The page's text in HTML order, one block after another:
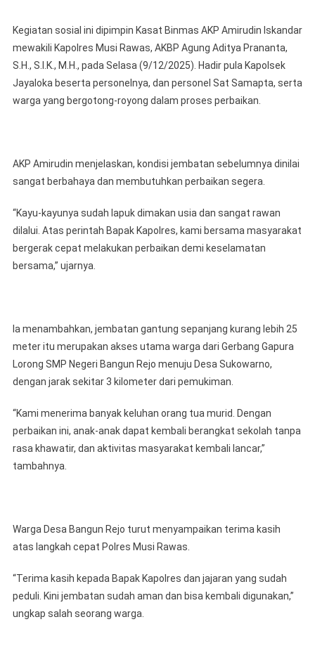
Kegiatan sosial ini dipimpin Kasat Binmas AKP Amirudin Iskandar
mewakili Kapolres Musi Rawas, AKBP Agung Aditya Prananta,
S.H., S.I.K., M.H., pada Selasa (9/12/2025). Hadir pula Kapolsek
Jayaloka beserta personelnya, dan personel Sat Samapta, serta
warga yang bergotong-royong dalam proses perbaikan.
AKP Amirudin menjelaskan, kondisi jembatan sebelumnya dinilai
sangat berbahaya dan membutuhkan perbaikan segera.
“Kayu-kayunya sudah lapuk dimakan usia dan sangat rawan
dilalui. Atas perintah Bapak Kapolres, kami bersama masyarakat
bergerak cepat melakukan perbaikan demi keselamatan
bersama,” ujarnya.
Ia menambahkan, jembatan gantung sepanjang kurang lebih 25
meter itu merupakan akses utama warga dari Gerbang Gapura
Lorong SMP Negeri Bangun Rejo menuju Desa Sukowarno,
dengan jarak sekitar 3 kilometer dari pemukiman.
“Kami menerima banyak keluhan orang tua murid. Dengan
perbaikan ini, anak-anak dapat kembali berangkat sekolah tanpa
rasa khawatir, dan aktivitas masyarakat kembali lancar,”
tambahnya.
Warga Desa Bangun Rejo turut menyampaikan terima kasih
atas langkah cepat Polres Musi Rawas.
“Terima kasih kepada Bapak Kapolres dan jajaran yang sudah
peduli. Kini jembatan sudah aman dan bisa kembali digunakan,”
ungkap salah seorang warga.